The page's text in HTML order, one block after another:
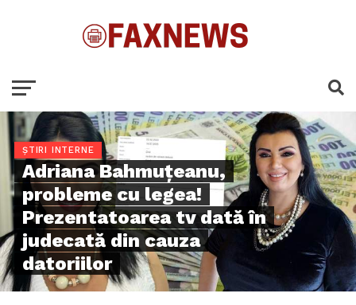
ȘTIRI INTERNE
Adriana Bahmuțeanu,
probleme cu legea!
Prezentatoarea tv dată în
judecată din cauza
datoriilor